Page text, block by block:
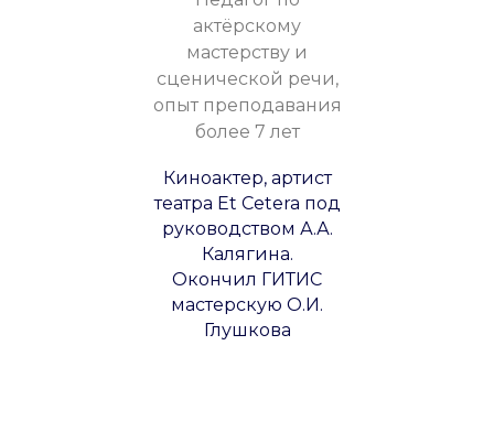
актёрскому
мастерству и
сценической речи,
опыт преподавания
более 7 лет
Киноактер, артист
театра Et Cetera под
руководством А.А.
Калягина.
Окончил ГИТИС
мастерскую О.И.
Глушкова